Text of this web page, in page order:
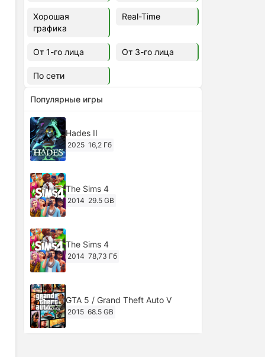
Хорошая
графика
Real-Time
От 1-го лица От 3-го лица
По сети
Популярные игры
Hades II
2025 16,2 Гб
The Sims 4
2014 29.5 GB
The Sims 4
2014 78,73 Гб
GTA 5 / Grand Theft Auto V
2015 68.5 GB